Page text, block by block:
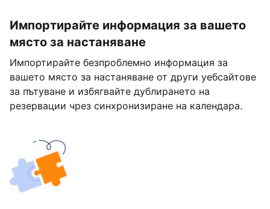
Импортирайте информация за вашето
място за настаняване
Импортирайте безпроблемно информация за
вашето място за настаняване от други уебсайтове
за пътуване и избягвайте дублирането на
резервации чрез синхронизиране на календара.